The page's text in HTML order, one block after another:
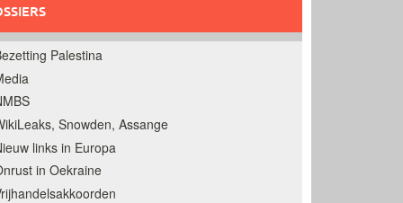
Palestina
Snowden, Assange
links in Europa
in Oekraine